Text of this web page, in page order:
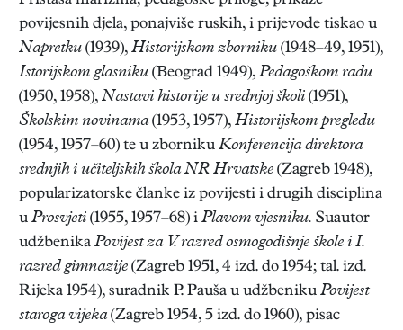
povijesnih djela, ponajviše ruskih, i prijevode tiskao u
Napretku (1939), Historijskom zborniku (1948–49, 1951),
Istorijskom glasniku (Beograd 1949), Pedagoškom radu
(1950, 1958), Nastavi historije u srednjoj školi (1951),
Školskim novinama(1953, 1957), Historijskom pregledu
(1954, 1957–60) te u zborniku Konferencija direktora
srednjih i učiteljskih škola NR Hrvatske (Zagreb 1948),
popularizatorske članke iz povijesti i drugih disciplina
u Prosvjeti (1955, 1957–68) i Plavom vjesniku. Suautor
udžbenika Povijest za V. razred osmogodišnje škole i I.
razred gimnazije (Zagreb 1951, 4 izd. do 1954; tal. izd.
Rijeka 1954), suradnik P. Pauša u udžbeniku Povijest
staroga vijeka(Zagreb 1954, 5 izd. do 1960), pisac